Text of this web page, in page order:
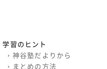
学習のヒント
› 神谷塾だよりから
› まとめの方法